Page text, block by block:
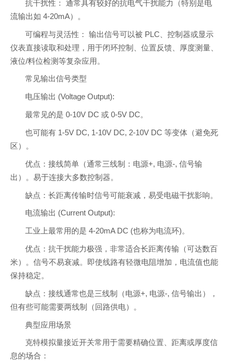
抗干扰性： 通常具有较好的抗电气干扰能力（特别是电
流输出如 4-20mA）。
可编程与灵活性： 输出信号可以被 PLC、控制器或显示
仪表直接读取和处理，用于闭环控制、位置反馈、厚度测量、
液位/料位检测等复杂应用。
常见输出信号类型
电压输出 (Voltage Output):
最常见的是 0-10V DC 或 0-5V DC。
也可能有 1-5V DC, 1-10V DC, 2-10V DC 等变体（避免死
区）。
优点：接线简单（通常三线制：电源+, 电源-, 信号输
出）。易于连接大多数控制器。
缺点：长距离传输时信号可能衰减，易受电磁干扰影响。
电流输出 (Current Output):
工业上最常用的是 4-20mA DC (也称为电流环)。
优点：抗干扰能力极强，非常适合长距离传输（可达数百
米）。信号不易衰减。即使线路有轻微电阻增加，电流值也能
保持稳定。
缺点：接线通常也是三线制（电源+, 电源-, 信号输出），
但有些可能需要两线制（回路供电）。
典型应用场景
克特模拟量接近开关常用于需要精确位置、距离或厚度信
息的场合：